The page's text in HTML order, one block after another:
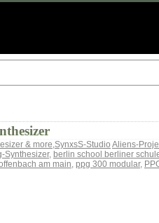
& more,SynxsS-Studio Aliens-
Synthesizer, berlin school berliner
am main, ppg 300 modular,